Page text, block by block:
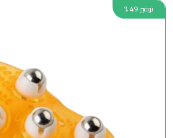
توفير 49 %